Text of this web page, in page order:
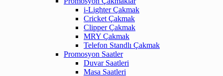
i-Lighter Çakmak
Cricket Çakmak
Clipper Çakmak
MRY Çakmak
Telefon Standlı Çakmak
Promosyon Saatler
Duvar Saatleri
Masa Saatleri